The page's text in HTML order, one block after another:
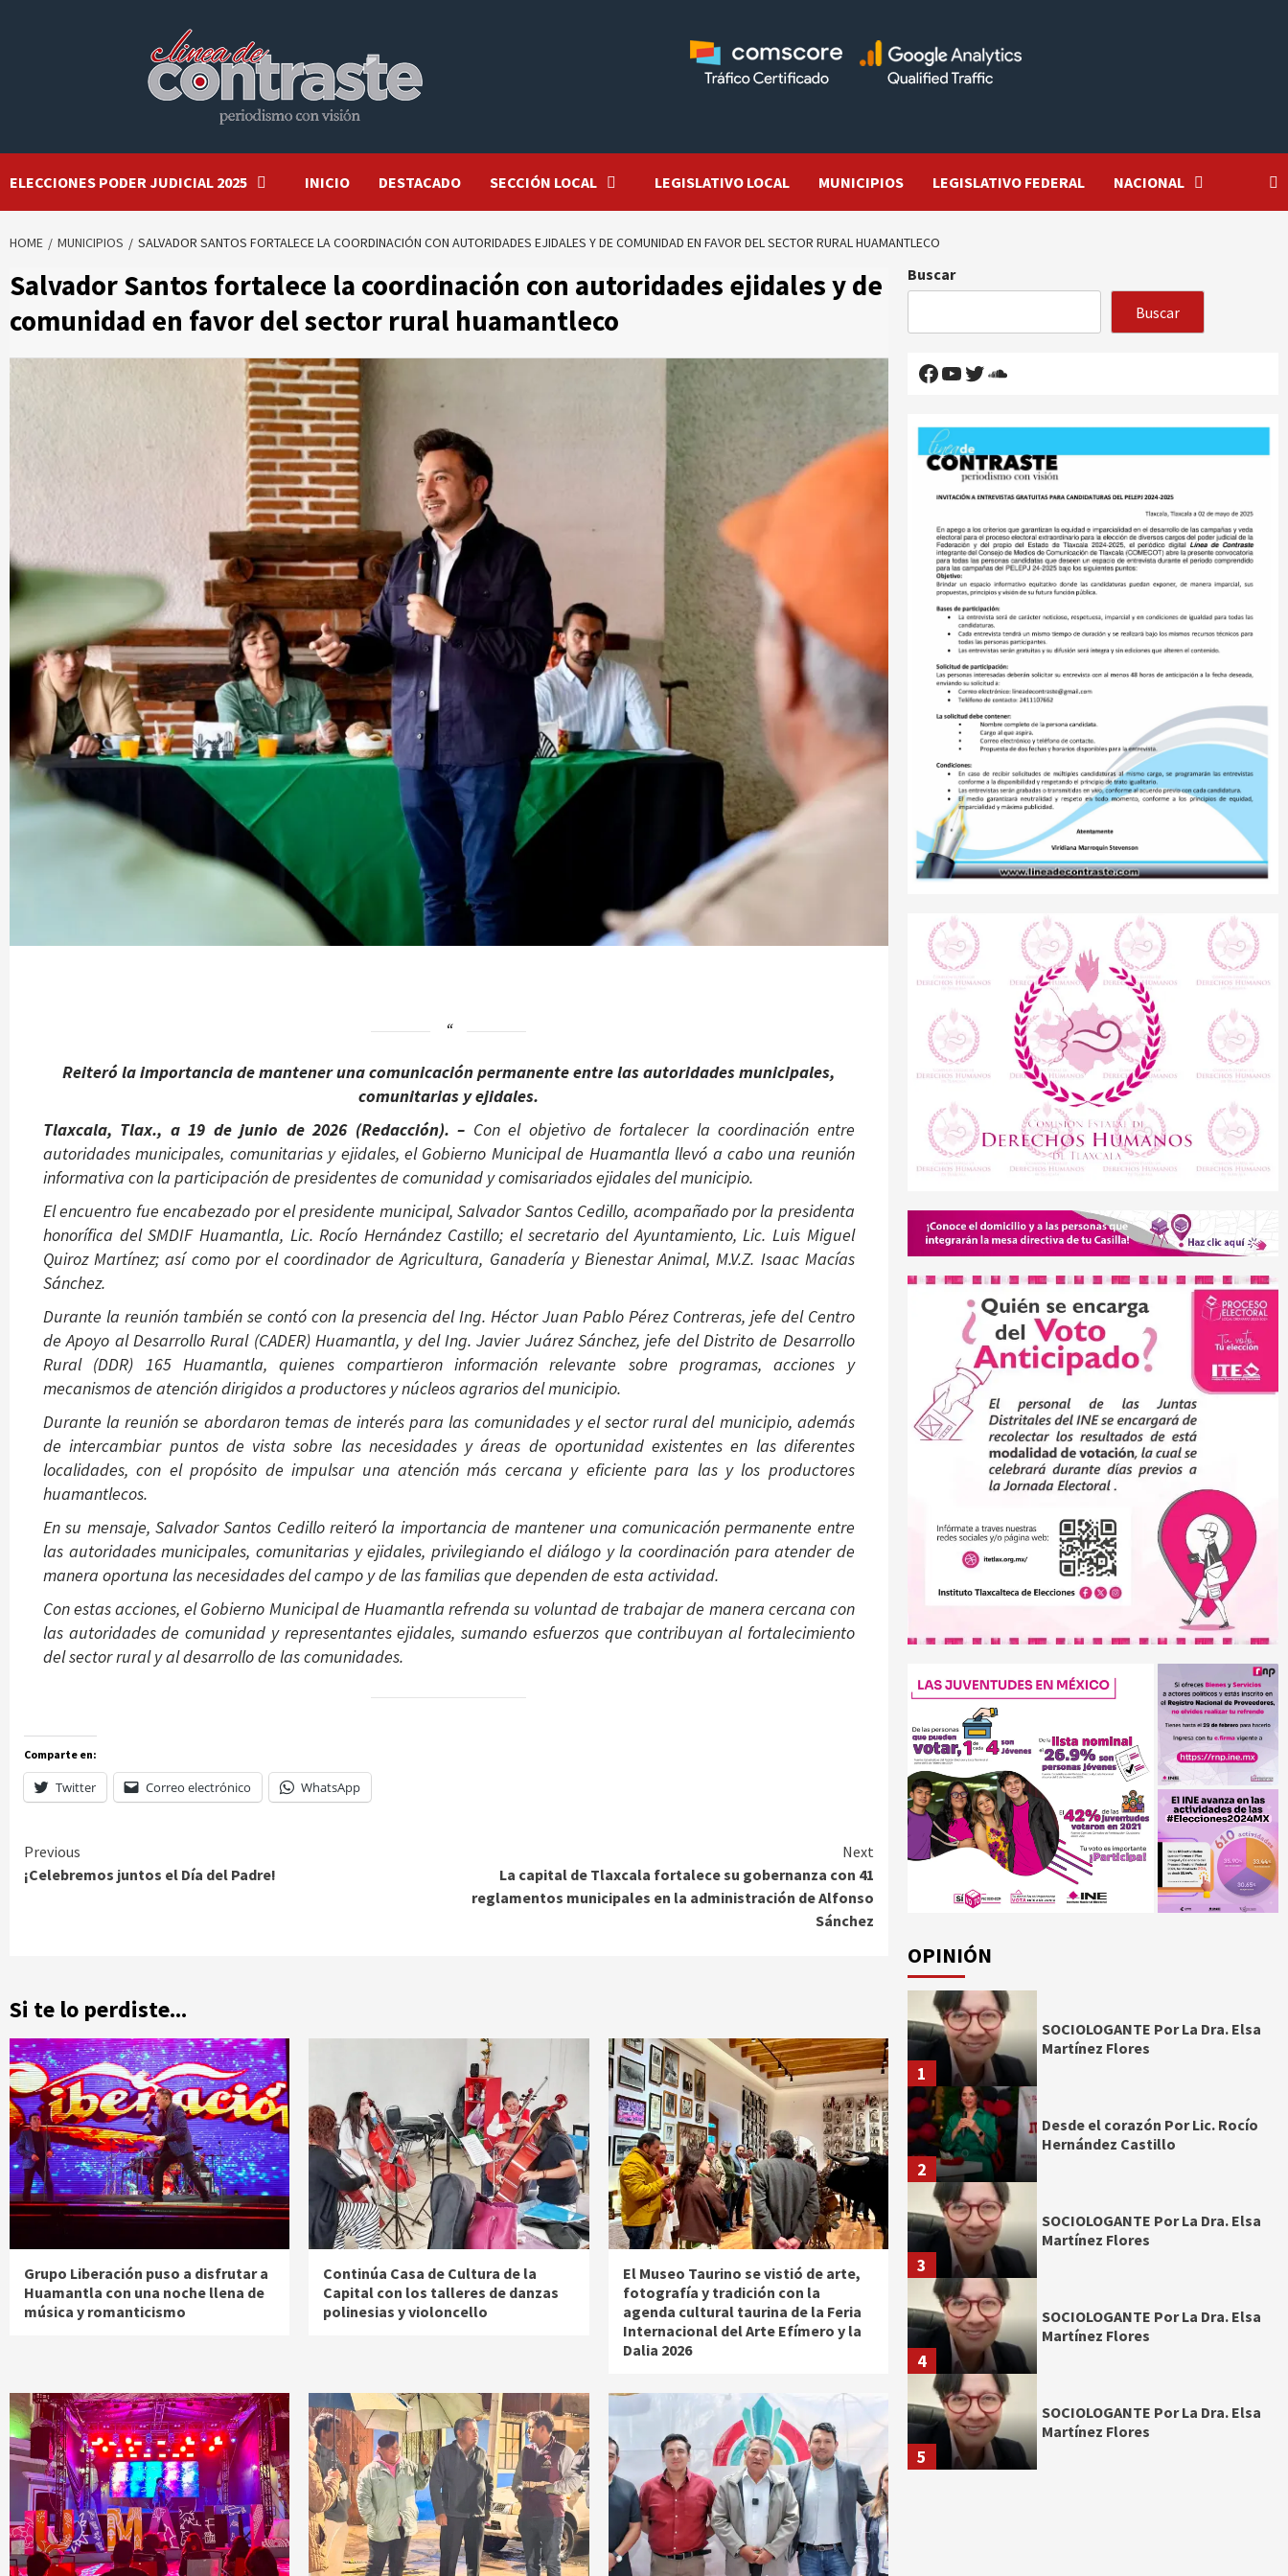
ELECCIONES PODER JUDICIAL 2025 INICIO DESTACADO SECCIÓN LOCAL LEGISLATIVO LOCAL MUNICIPIOS LEGISLATIVO FEDERAL NACIONAL
HOME MUNICIPIOS SALVADOR SANTOS FORTALECE LA COORDINACIÓN CON AUTORIDADES EJIDALES Y DE COMUNIDAD EN FAVOR DEL SECTOR RURAL HUAMANTLECO
Salvador Santos fortalece la coordinación con autoridades ejidales y de
comunidad en favor del sector rural huamantleco
Reiteró la importancia de mantener una comunicación permanente entre las autoridades municipales,
comunitarias y ejidales.
Tlaxcala, Tlax., a 19 de junio de 2026 (Redacción). – Con el objetivo de fortalecer la coordinación entre
autoridades municipales, comunitarias y ejidales, el Gobierno Municipal de Huamantla llevó a cabo una reunión
informativa con la participación de presidentes de comunidad y comisariados ejidales del municipio.
El encuentro fue encabezado por el presidente municipal, Salvador Santos Cedillo, acompañado por la presidenta
honorífica del SMDIF Huamantla, Lic. Rocío Hernández Castillo; el secretario del Ayuntamiento, Lic. Luis Miguel
Quiroz Martínez; así como por el coordinador de Agricultura, Ganadería y Bienestar Animal, M.V.Z. Isaac Macías
Sánchez.
Durante la reunión también se contó con la presencia del Ing. Héctor Juan Pablo Pérez Contreras, jefe del Centro
de Apoyo al Desarrollo Rural (CADER) Huamantla, y del Ing. Javier Juárez Sánchez, jefe del Distrito de Desarrollo
Rural (DDR) 165 Huamantla, quienes compartieron información relevante sobre programas, acciones y
mecanismos de atención dirigidos a productores y núcleos agrarios del municipio.
Durante la reunión se abordaron temas de interés para las comunidades y el sector rural del municipio, además
de intercambiar puntos de vista sobre las necesidades y áreas de oportunidad existentes en las diferentes
localidades, con el propósito de impulsar una atención más cercana y eficiente para las y los productores
huamantlecos.
En su mensaje, Salvador Santos Cedillo reiteró la importancia de mantener una comunicación permanente entre
las autoridades municipales, comunitarias y ejidales, privilegiando el diálogo y la coordinación para atender de
manera oportuna las necesidades del campo y de las familias que dependen de esta actividad.
Con estas acciones, el Gobierno Municipal de Huamantla refrenda su voluntad de trabajar de manera cercana con
las autoridades de comunidad y representantes ejidales, sumando esfuerzos que contribuyan al fortalecimiento
del sector rural y al desarrollo de las comunidades.
Comparte en:
Twitter Correo electrónico WhatsApp
Continue
Reading
Previous
¡Celebremos juntos el Día del Padre!
Next
La capital de Tlaxcala fortalece su gobernanza con 41
reglamentos municipales en la administración de Alfonso
Sánchez
Si te lo perdiste...
Grupo Liberación puso a disfrutar a
Huamantla con una noche llena de
música y romanticismo
Continúa Casa de Cultura de la
Capital con los talleres de danzas
polinesias y violoncello
El Museo Taurino se vistió de arte,
fotografía y tradición con la
agenda cultural taurina de la Feria
Internacional del Arte Efímero y la
Dalia 2026
Buscar
Buscar
Facebook
YouTube
Twitter
SoundCloud
OPINIÓN
1
SOCIOLOGANTE Por La Dra. Elsa
Martínez Flores
2
Desde el corazón Por Lic. Rocío
Hernández Castillo
3
SOCIOLOGANTE Por La Dra. Elsa
Martínez Flores
4
SOCIOLOGANTE Por La Dra. Elsa
Martínez Flores
5
SOCIOLOGANTE Por La Dra. Elsa
Martínez Flores